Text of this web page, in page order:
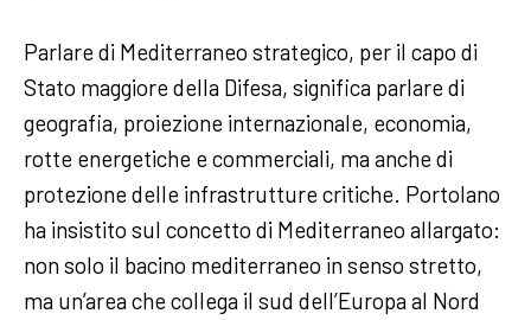
Parlare di Mediterraneo strategico, per il capo di
Stato maggiore della Difesa, significa parlare di
geografia, proiezione internazionale, economia,
rotte energetiche e commerciali, ma anche di
protezione delle infrastrutture critiche. Portolano
ha insistito sul concetto di Mediterraneo allargato:
non solo il bacino mediterraneo in senso stretto,
ma un’area che collega il sud dell’Europa al Nord